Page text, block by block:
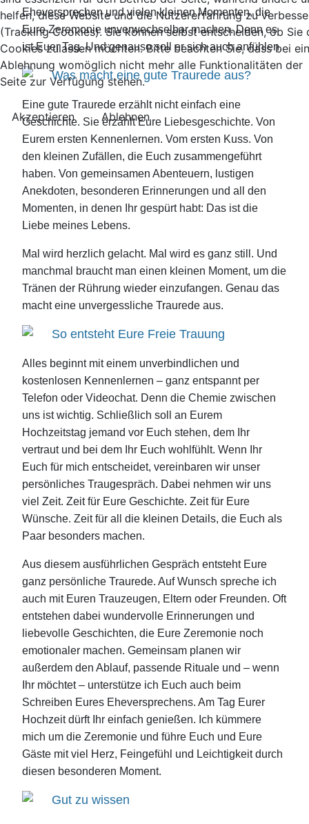
Eheversprechen und vielen kleinen Momenten, die
Eure Zeremonie unverwechselbar machen. Denn es
ist Euer Tag. Und genauso soll er sich auch anfühlen.
Was macht eine gute Traurede aus?
Eine gute Traurede erzählt nicht einfach eine
Geschichte. Sie erzählt Eure Liebesgeschichte. Von
Eurem ersten Kennenlernen. Vom ersten Kuss. Von
den kleinen Zufällen, die Euch zusammengeführt
haben. Von gemeinsamen Abenteuern, lustigen
Anekdoten, besonderen Erinnerungen und all den
Momenten, in denen Ihr gespürt habt: Das ist die
Liebe meines Lebens.
Mal wird herzlich gelacht. Mal wird es ganz still. Und
manchmal braucht man einen kleinen Moment, um die
Tränen der Rührung wieder einzufangen. Genau das
macht eine unvergessliche Traurede aus.
So entsteht Eure Freie Trauung
Alles beginnt mit einem unverbindlichen und
kostenlosen Kennenlernen – ganz entspannt per
Telefon oder Videochat. Denn die Chemie zwischen
uns ist wichtig. Schließlich soll an Eurem
Hochzeitstag jemand vor Euch stehen, dem Ihr
vertraut und bei dem Ihr Euch wohlfühlt. Wenn Ihr
Euch für mich entscheidet, vereinbaren wir unser
persönliches Traugespräch. Dabei nehmen wir uns
viel Zeit. Zeit für Eure Geschichte. Zeit für Eure
Wünsche. Zeit für all die kleinen Details, die Euch als
Paar besonders machen.
Aus diesem ausführlichen Gespräch entsteht Eure
ganz persönliche Traurede. Auf Wunsch spreche ich
auch mit Euren Trauzeugen, Eltern oder Freunden. Oft
entstehen dabei wundervolle Erinnerungen und
liebevolle Geschichten, die Eure Zeremonie noch
emotionaler machen. Gemeinsam planen wir
außerdem den Ablauf, passende Rituale und – wenn
Ihr möchtet – unterstütze ich Euch auch beim
Schreiben Eures Eheversprechens. Am Tag Eurer
Hochzeit dürft Ihr einfach genießen. Ich kümmere
mich um die Zeremonie und führe Euch und Eure
Gäste mit viel Herz, Feingefühl und Leichtigkeit durch
diesen besonderen Moment.
Gut zu wissen
helfen, diese Website und die Nutzererfahrung zu
(Tracking Cookies). Sie können selbst entscheiden, ob Sie
Cookies zulassen möchten. Bitte beachten Sie, dass bei
Ablehnung womöglich nicht mehr alle Funktionalitäten der
Seite zur Verfügung stehen.
Akzeptieren Ablehnen